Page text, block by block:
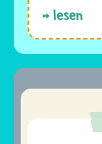
lesen